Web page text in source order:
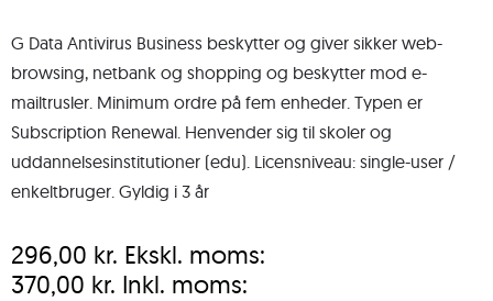
G Data Antivirus Business beskytter og giver sikker web-
browsing, netbank og shopping og beskytter mod e-
mailtrusler. Minimum ordre på fem enheder. Typen er
Subscription Renewal. Henvender sig til skoler og
uddannelsesinstitutioner (edu). Licensniveau: single-user /
enkeltbruger. Gyldig i 3 år
296,00 kr. Ekskl. moms:
370,00 kr. Inkl. moms: